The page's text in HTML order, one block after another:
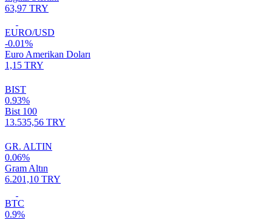
63,97 TRY
EURO/USD
-0.01%
Euro Amerikan Doları
1,15 TRY
BIST
0.93%
Bist 100
13.535,56 TRY
GR. ALTIN
0.06%
Gram Altın
6.201,10 TRY
BTC
0.9%